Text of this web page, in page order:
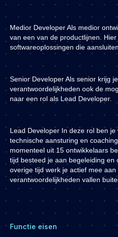
Medior DeveloperAls medior
van een van de productlijnen.
softwareoplossingen die
Senior DeveloperAls senior krijg
verantwoordelijkheden ook de
naar een rol als Lead Developer.
Lead Developer In deze rol ben
technische aansturing en
momenteel uit 15 ontwikkelaars
tijd besteed je aan begeleiding en
overige tijd werk je actief mee
verantwoordelijkheden vallen
Functie eisen